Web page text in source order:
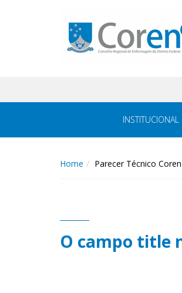
INSTITUCIONAL
Home Parecer Técnico
O campo title